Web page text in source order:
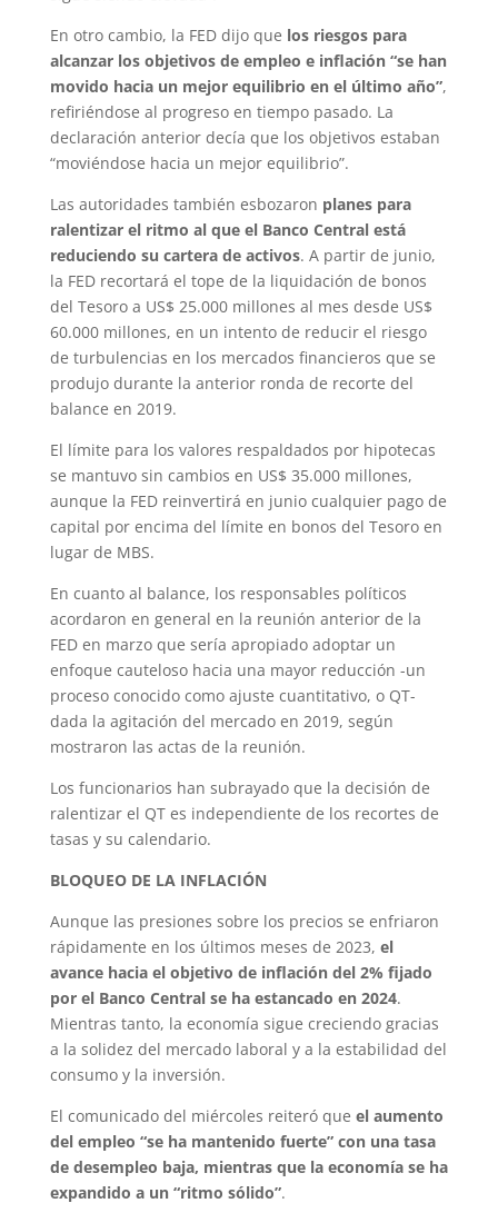
En otro cambio, la FED dijo que los riesgos para
alcanzar los objetivos de empleo e inflación “se han
movido hacia un mejor equilibrio en el último año”,
refiriéndose al progreso en tiempo pasado. La
declaración anterior decía que los objetivos estaban
“moviéndose hacia un mejor equilibrio”.
Las autoridades también esbozaron planes para
ralentizar el ritmo al que el Banco Central está
reduciendo su cartera de activos. A partir de junio,
la FED recortará el tope de la liquidación de bonos
del Tesoro a US$ 25.000 millones al mes desde US$
60.000 millones, en un intento de reducir el riesgo
de turbulencias en los mercados financieros que se
produjo durante la anterior ronda de recorte del
balance en 2019.
El límite para los valores respaldados por hipotecas
se mantuvo sin cambios en US$ 35.000 millones,
aunque la FED reinvertirá en junio cualquier pago de
capital por encima del límite en bonos del Tesoro en
lugar de MBS.
En cuanto al balance, los responsables políticos
acordaron en general en la reunión anterior de la
FED en marzo que sería apropiado adoptar un
enfoque cauteloso hacia una mayor reducción -un
proceso conocido como ajuste cuantitativo, o QT-
dada la agitación del mercado en 2019, según
mostraron las actas de la reunión.
Los funcionarios han subrayado que la decisión de
ralentizar el QT es independiente de los recortes de
tasas y su calendario.
BLOQUEO DE LA INFLACIÓN
Aunque las presiones sobre los precios se enfriaron
rápidamente en los últimos meses de 2023, el
avance hacia el objetivo de inflación del 2% fijado
por el Banco Central se ha estancado en 2024.
Mientras tanto, la economía sigue creciendo gracias
a la solidez del mercado laboral y a la estabilidad del
consumo y la inversión.
El comunicado del miércoles reiteró que el aumento
del empleo “se ha mantenido fuerte” con una tasa
de desempleo baja, mientras que la economía se ha
expandido a un “ritmo sólido”.